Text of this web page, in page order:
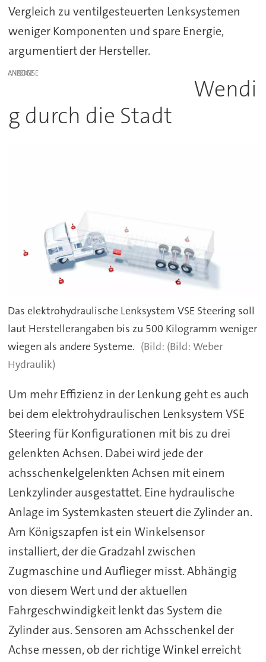
Vergleich zu ventilgesteuerten Lenksystemen
weniger Komponenten und spare Energie,
argumentiert der Hersteller.
ANZEIGE
Wendi
g durch die Stadt
Das elektrohydraulische Lenksystem VSE Steering soll
laut Herstellerangaben bis zu 500 Kilogramm weniger
wiegen als andere Systeme.
(Bild: Weber
Hydraulik)
Um mehr Effizienz in der Lenkung geht es auch
bei dem elektrohydraulischen Lenksystem VSE
Steering für Konfigurationen mit bis zu drei
gelenkten Achsen. Dabei wird jede der
achsschenkelgelenkten Achsen mit einem
Lenkzylinder ausgestattet. Eine hydraulische
Anlage im Systemkasten steuert die Zylinder an.
Am Königszapfen ist ein Winkelsensor
installiert, der die Gradzahl zwischen
Zugmaschine und Auflieger misst. Abhängig
von diesem Wert und der aktuellen
Fahrgeschwindigkeit lenkt das System die
Zylinder aus. Sensoren am Achsschenkel der
Achse messen, ob der richtige Winkel erreicht